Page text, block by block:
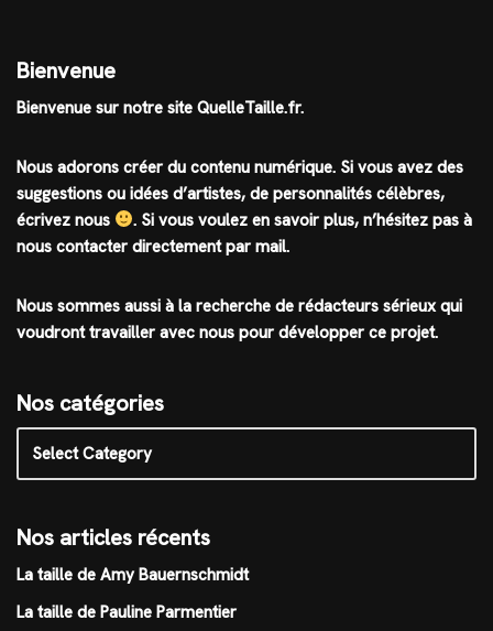
Bienvenue
Bienvenue sur notre site QuelleTaille.fr.
Nous adorons créer du contenu numérique. Si vous avez des
suggestions ou idées d’artistes, de personnalités célèbres,
écrivez nous
. Si vous voulez en savoir plus, n’hésitez pas à
nous contacter directement par mail.
Nous sommes aussi à la recherche de rédacteurs sérieux qui
voudront travailler avec nous pour développer ce projet.
Nos catégories
Nos articles récents
La taille de Amy Bauernschmidt
La taille de Pauline Parmentier